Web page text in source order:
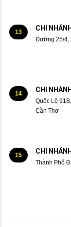
13 CHI
Đường 25/4,
14 CHI
Quốc Lộ
Cần Thơ
15 CHI
Thành Phố